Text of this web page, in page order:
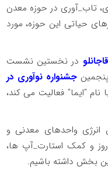
تاب_آوری در حوزه معدن
حیاتی این حوزه، مورد
در نخستین نشست
پنجمینجشنواره نوآوری در
نام "ایما" فعالیت می کند،
انرژی واحدهای معدنی و
و کمک استارت_آپ ها،
بخش داشته باشیم.